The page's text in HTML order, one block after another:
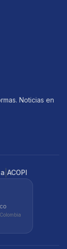
Noticias en
ACOPI